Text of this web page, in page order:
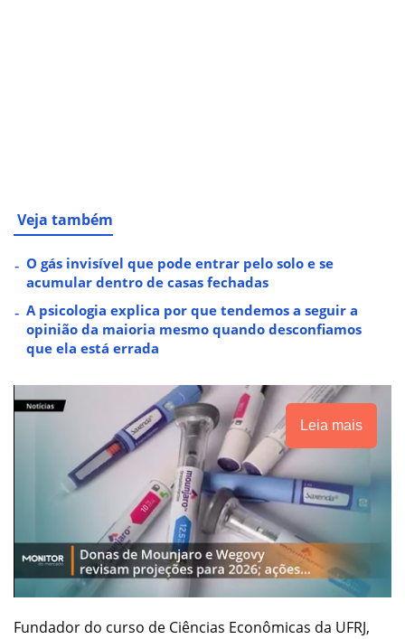
Veja também
O gás invisível que pode entrar pelo solo e se
acumular dentro de casas fechadas
A psicologia explica por que tendemos a seguir a
opinião da maioria mesmo quando desconfiamos
que ela está errada
Leia mais
Fundador do curso de Ciências Econômicas da UFRJ,